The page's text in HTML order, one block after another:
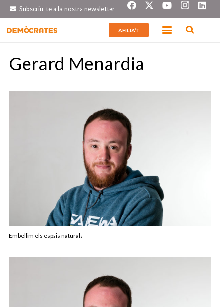
Subscriu-te a la nostra newsletter
AFILIA’T
Gerard Menardia
Embellim els espais naturals